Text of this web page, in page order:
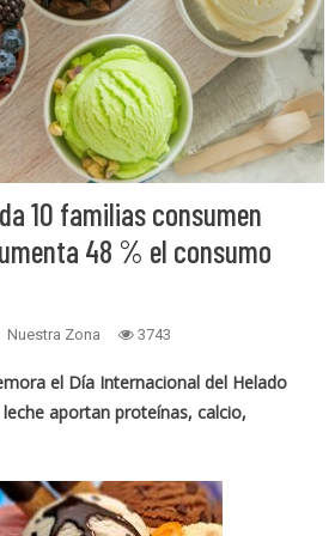
10 familias consumen
48 % el consumo
Nuestra Zona 3743
el Día Internacional del Helado
aportan proteínas, calcio,